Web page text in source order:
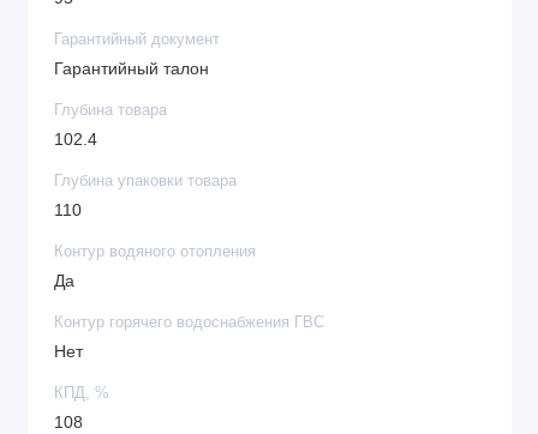
Гарантийный документ
Гарантийный талон
Глубина товара
102.4
Глубина упаковки товара
110
Контур водяного отопления
Да
Контур горячего водоснабжения ГВС
Нет
КПД, %
108